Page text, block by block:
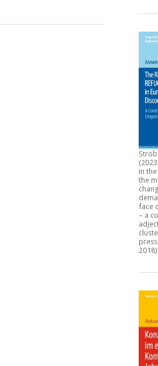
in
the
face
– a
2018)